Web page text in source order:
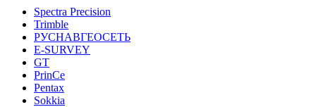
Spectra Precision
Trimble
РУСНАВГЕОСЕТЬ
E-SURVEY
GT
PrinCe
Pentax
Sokkia